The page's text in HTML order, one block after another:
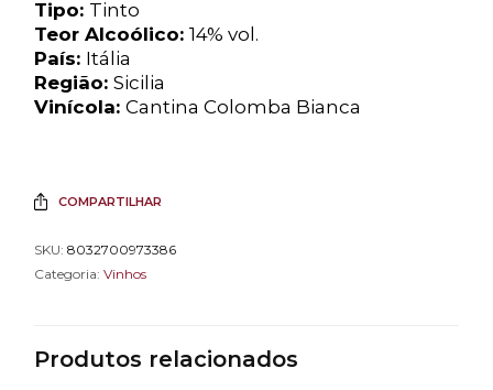
Tipo: Tinto
Teor Alcoólico: 14% vol.
País: Itália
Região: Sicilia
Vinícola: Cantina Colomba Bianca
COMPARTILHAR
SKU: 8032700973386
Categoria: Vinhos
Produtos relacionados